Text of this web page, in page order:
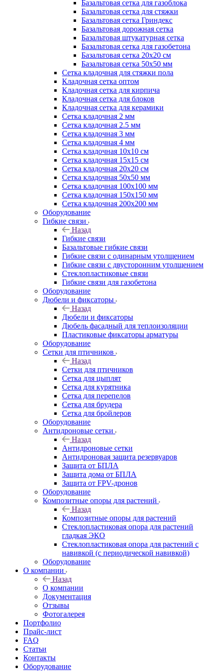
Базальтовая сетка для газоблока
Базальтовая сетка для стяжки
Базальтовая сетка Гриндекс
Базальтовая дорожная сетка
Базальтовая штукатурная сетка
Базальтовая сетка для газобетона
Базальтовая сетка 20x20 см
Базальтовая сетка 50x50 мм
Сетка кладочная для стяжки пола
Кладочная сетка оптом
Кладочная сетка для кирпича
Кладочная сетка для блоков
Кладочная сетка для керамики
Сетка кладочная 2 мм
Сетка кладочная 2.5 мм
Сетка кладочная 3 мм
Сетка кладочная 4 мм
Сетка кладочная 10x10 см
Сетка кладочная 15x15 см
Сетка кладочная 20x20 см
Сетка кладочная 50x50 мм
Сетка кладочная 100x100 мм
Сетка кладочная 150x150 мм
Сетка кладочная 200x200 мм
Оборудование
Гибкие связи
Назад
Гибкие связи
Базальтовые гибкие связи
Гибкие связи с одинарным утолщением
Гибкие связи с двусторонним утолщением
Стеклопластиковые связи
Гибкие связи для газобетона
Оборудование
Дюбели и фиксаторы
Назад
Дюбели и фиксаторы
Дюбель фасадный для теплоизоляции
Пластиковые фиксаторы арматуры
Оборудование
Сетки для птичников
Назад
Сетки для птичников
Сетка для цыплят
Сетка для курятника
Сетка для перепелов
Сетка для брудера
Сетка для бройлеров
Оборудование
Антидроновые сетки
Назад
Антидроновые сетки
Антидроновая защита резервуаров
Защита от БПЛА
Защита дома от БПЛА
Защита от FPV-дронов
Оборудование
Композитные опоры для растений
Назад
Композитные опоры для растений
Стеклопластиковая опора для растений
гладкая ЭКО
Стеклопластиковая опора для растений с
навивкой (с периодической навивкой)
Оборудование
О компании
Назад
О компании
Документация
Отзывы
Фотогалерея
Портфолио
Прайс-лист
FAQ
Статьи
Контакты
Оборудование